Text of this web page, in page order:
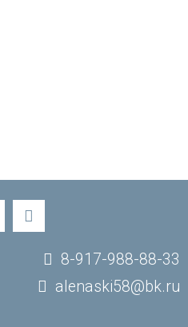
8-917-988-88-33
alenaski58@bk.ru